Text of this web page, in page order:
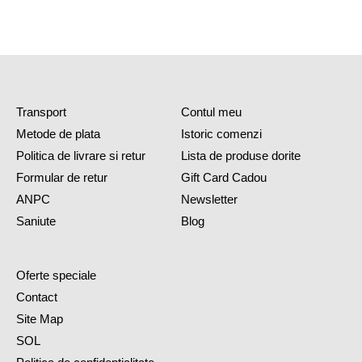
LED-uri: 1200 buc
Culoare LED: alb cald
Consum: 20 W
Plug: UE IP44
Transport
Metode de plata
Politica de livrare si retur
Formular de retur
ANPC
Saniute
Contul meu
Istoric comenzi
Lista de produse dorite
Gift Card Cadou
Newsletter
Blog
Oferte speciale
Contact
Site Map
SOL